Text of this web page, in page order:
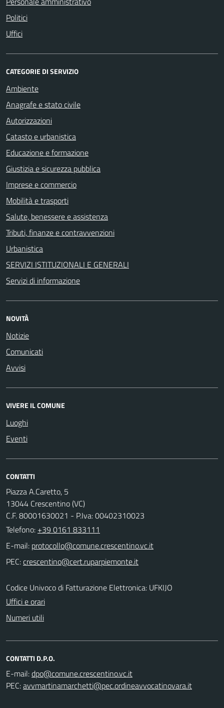
Politici
Uffici
CATEGORIE DI SERVIZIO
Ambiente
Anagrafe e stato civile
Autorizzazioni
Catasto e urbanistica
Educazione e formazione
Giustizia e sicurezza pubblica
Imprese e commercio
Mobilità e trasporti
Salute, benessere e assistenza
Tributi, finanze e contravvenzioni
Urbanistica
SERVIZI ISTITUZIONALI E GENERALI
Servizi di informazione
NOVITÀ
Notizie
Comunicati
Avvisi
VIVERE IL COMUNE
Luoghi
Eventi
CONTATTI
Piazza A.Caretto, 5
13044 Crescentino (VC)
C.F. 80001630021 - P.Iva: 00402310023
Telefono: +39 0161 833111
E-mail:
PEC:
Codice Univoco di Fatturazione Elettronica: UFKIJO
Uffici e orari
Numeri utili
CONTATTI D.P.O.
E-mail:
PEC: